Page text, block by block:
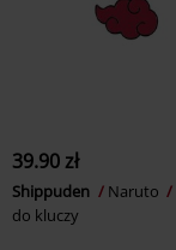
39.90 zł
Shippuden Naruto
do kluczy